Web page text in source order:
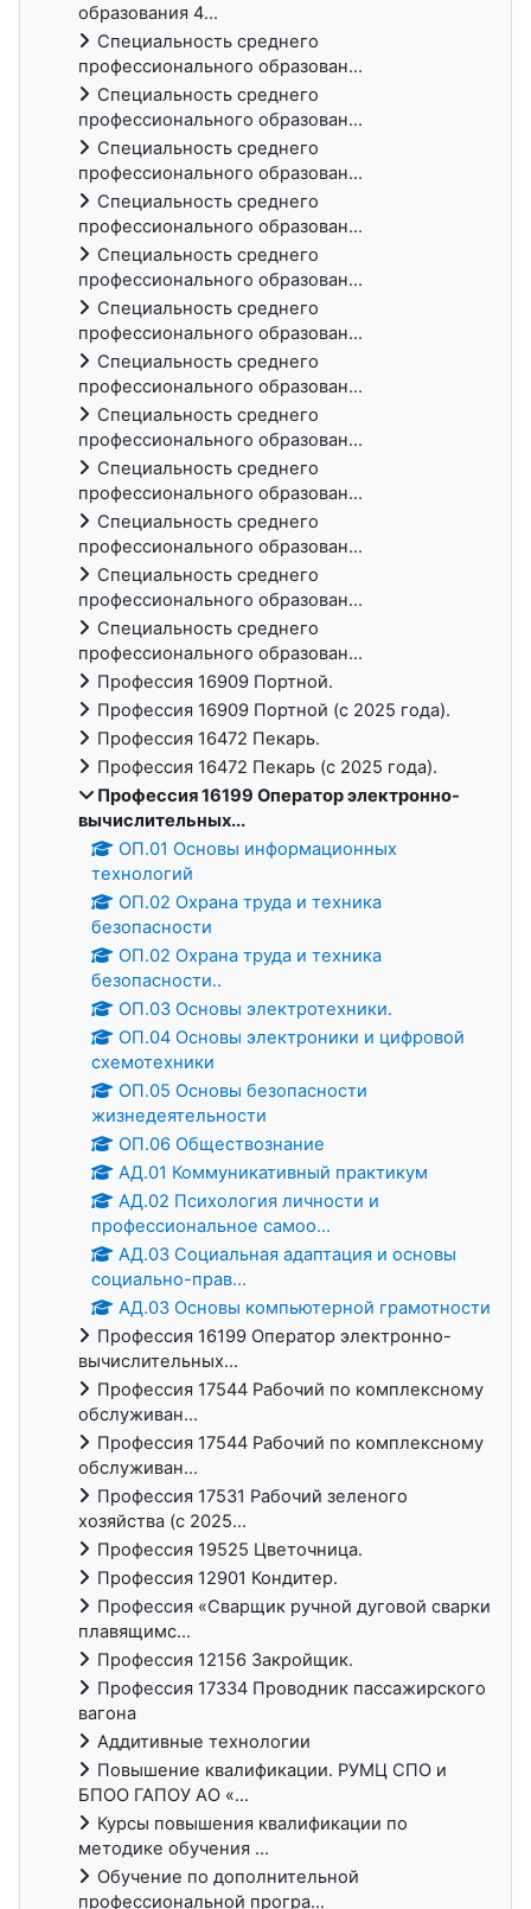
образования 4...
Специальность среднего
профессионального образован...
Специальность среднего
профессионального образован...
Специальность среднего
профессионального образован...
Специальность среднего
профессионального образован...
Специальность среднего
профессионального образован...
Специальность среднего
профессионального образован...
Специальность среднего
профессионального образован...
Специальность среднего
профессионального образован...
Специальность среднего
профессионального образован...
Специальность среднего
профессионального образован...
Специальность среднего
профессионального образован...
Специальность среднего
профессионального образован...
Профессия 16909 Портной.
Профессия 16909 Портной (с 2025 года).
Профессия 16472 Пекарь.
Профессия 16472 Пекарь (с 2025 года).
Профессия 16199 Оператор электронно-
вычислительных...
ОП.01 Основы информационных
технологий
ОП.02 Охрана труда и техника
безопасности
ОП.02 Охрана труда и техника
безопасности..
ОП.03 Основы электротехники.
ОП.04 Основы электроники и цифровой
схемотехники
ОП.05 Основы безопасности
жизнедеятельности
ОП.06 Обществознание
АД.01 Коммуникативный практикум
АД.02 Психология личности и
профессиональное самоо...
АД.03 Социальная адаптация и основы
социально-прав...
АД.03 Основы компьютерной грамотности
Профессия 16199 Оператор электронно-
вычислительных...
Профессия 17544 Рабочий по комплексному
обслуживан...
Профессия 17544 Рабочий по комплексному
обслуживан...
Профессия 17531 Рабочий зеленого
хозяйства (с 2025...
Профессия 19525 Цветочница.
Профессия 12901 Кондитер.
Профессия «Сварщик ручной дуговой сварки
плавящимс...
Профессия 12156 Закройщик.
Профессия 17334 Проводник пассажирского
вагона
Аддитивные технологии
Повышение квалификации. РУМЦ СПО и
БПОО ГАПОУ АО «...
Курсы повышения квалификации по
методике обучения ...
Обучение по дополнительной
профессиональной програ...